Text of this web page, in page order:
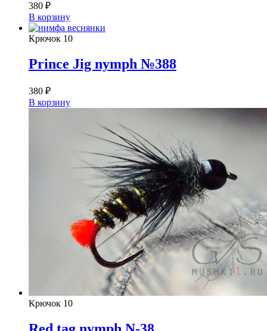
380 ₽
В корзину
Крючок 10
Prince Jig nymph №388
380 ₽
В корзину
Крючок 10